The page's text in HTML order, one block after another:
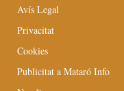
Avís Legal
Privacitat
Cookies
Publicitat a Mataró Info